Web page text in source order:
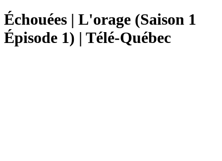
Échouées | L'orage (Saison 1
Épisode 1) | Télé-Québec